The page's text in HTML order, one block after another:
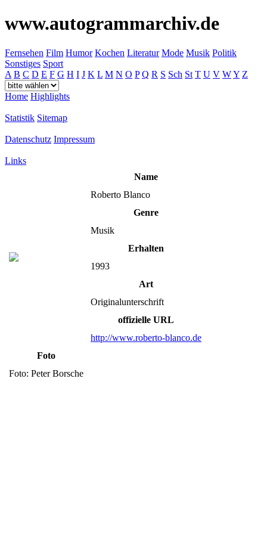
www.autogrammarchiv.de
Fernsehen Film Humor Kochen Literatur Mode Musik Politik
Sonstiges Sport
A B C D E F G H I J K L M N O P Q R S Sch St T U V WY Z
Home Highlights
Statistik Sitemap
Datenschutz Impressum
Links
Name
Roberto Blanco
Genre
Musik
Erhalten
1993
Art
Originalunterschrift
offizielle URL
http://www.roberto-blanco.de
Foto
Foto: Peter Borsche